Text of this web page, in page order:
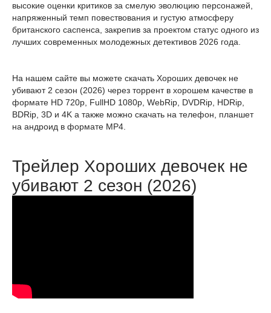
высокие оценки критиков за смелую эволюцию персонажей,
напряженный темп повествования и густую атмосферу
британского саспенса, закрепив за проектом статус одного из
лучших современных молодежных детективов 2026 года.
На нашем сайте вы можете скачать Хороших девочек не
убивают 2 сезон (2026) через торрент в хорошем качестве в
формате HD 720p, FullHD 1080p, WebRip, DVDRip, HDRip,
BDRip, 3D и 4K а также можно скачать на телефон, планшет
на андроид в формате MP4.
Трейлер Хороших девочек не
убивают 2 сезон (2026)